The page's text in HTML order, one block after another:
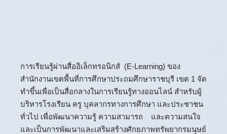
การเรียนรู้ผ่านสื่ออิเล็กทรอนิกส์ (E-Learning) ของ
สำนักงานเขตพื้นที่การศึกษาประถมศึกษาราชบุรี เขต 1 จัด
ทำขึ้นเพื่อเป็นสื่อกลางในการเรียนรู้ทางออนไลน์ สำหรับผู้
บริหารโรงเรียน ครู บุคลากรทางการศึกษา และประชาชน
ทั่วไป เพื่อพัฒนาความรู้ ความสามารถ และความสนใจ
และเป็นการพัฒนาและเสริมสร้างศักยภาพทรัพยากรมนุษย์